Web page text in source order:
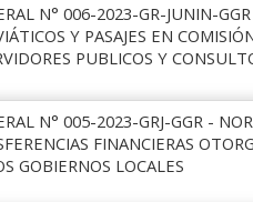
N° 006-2023-GR-JUNIN-
Y PASAJES EN
PUBLICOS Y
N° 005-2023-GRJ-GGR -
FINANCIERAS
GOBIERNOS LOCALES